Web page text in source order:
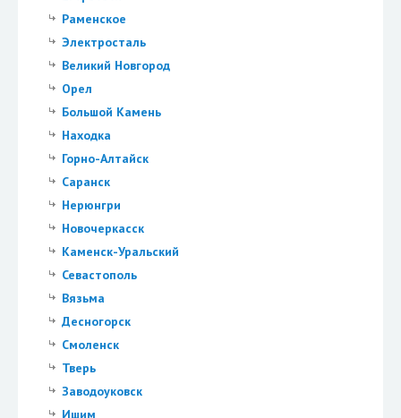
Раменское
Электросталь
Великий Новгород
Орел
Большой Камень
Находка
Горно-Алтайск
Саранск
Нерюнгри
Новочеркасск
Каменск-Уральский
Севастополь
Вязьма
Десногорск
Смоленск
Тверь
Заводоуковск
Ишим